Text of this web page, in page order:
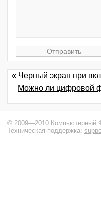
« Черный экран при
Можно ли цифровой
© 2009—2010 Компьютерный
Техническая поддержка: